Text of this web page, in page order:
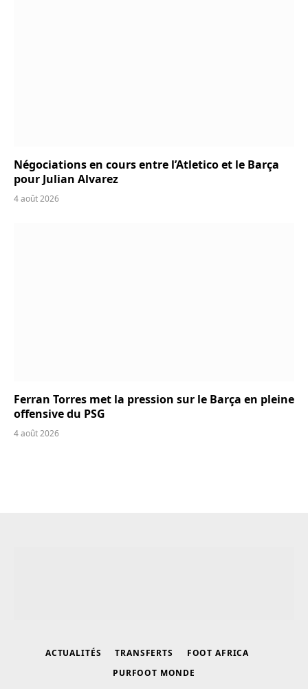
Négociations en cours entre l’Atletico et le Barça
pour Julian Alvarez
4 août 2026
Ferran Torres met la pression sur le Barça en pleine
offensive du PSG
4 août 2026
ACTUALITÉS TRANSFERTS
FOOT AFRICA
PURFOOT MONDE